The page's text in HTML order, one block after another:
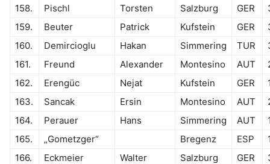
158. Pischl Torsten Salzburg GER
159.
Beuter Patrick Kufstein GER
160.
Demircioglu Hakan Simmering TUR
161.
Freund Alexander Montesino AUT
162.
Erengüc Nejat Kufstein GER
163.
Sancak Ersin Montesino AUT
164.
Perauer Hans Simmering AUT
165.
„Gometzger“ Bregenz ESP
166.
Eckmeier Walter Salzburg GER